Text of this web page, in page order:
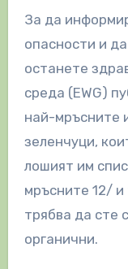
За да
опасности и
останете
среда (EWG)
най-мръсните
зеленчуци,
лошият им
мръсните 12/ и
трябва да сте
органични.